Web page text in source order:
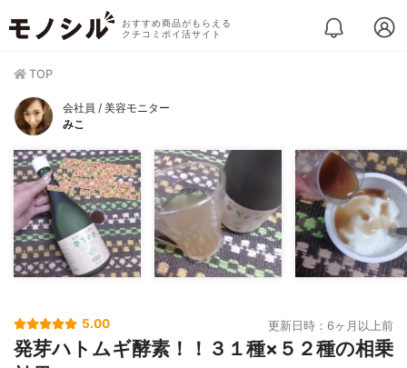
おすすめ商品がもらえる
クチコミポイ活サイト
TOP
会社員 / 美容モニター
みこ
5.00 更新日時：6ヶ月以上前
発芽ハトムギ酵素！！３１種×５２種の相乗